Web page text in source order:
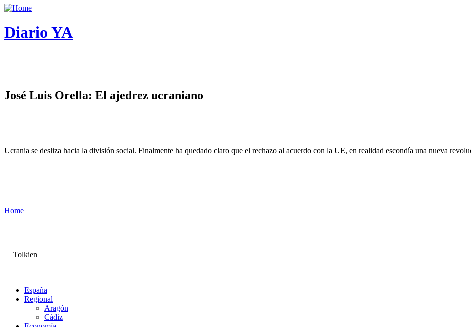
Diario YA
José Luis Orella: El ajedrez ucraniano
Ucrania se desliza hacia la división social. Finalmente ha quedado claro que el rechazo al acuerdo con la UE, en realidad escondía una nueva
Home
Tolkien
España
Regional
Aragón
Cádiz